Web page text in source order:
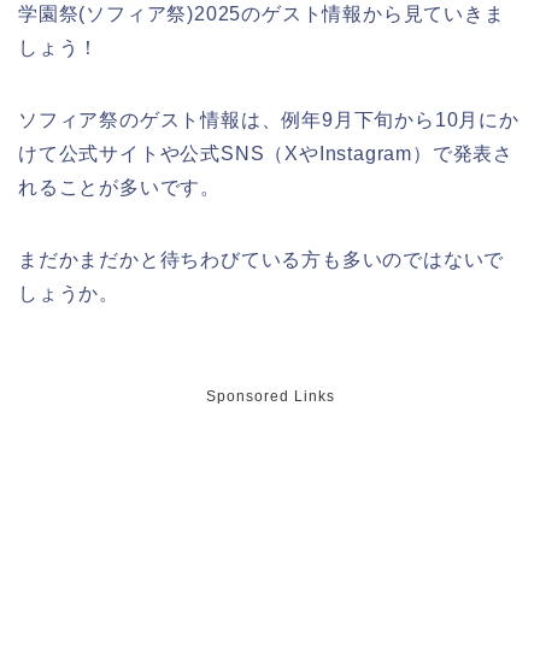
熊谷桜祭り(花見)2026の屋台(出店)の
幸楽苑の餃子や麺はまずいの声は本
学園祭(ソフィア祭)2025のゲスト情報から見ていきま
しょう！
ソフィア祭のゲスト情報は、例年9月下旬から10月にか
けて公式サイトや公式SNS（XやInstagram）で発表さ
れることが多いです。
まだかまだかと待ちわびている方も多いのではないで
しょうか。
Sponsored Links